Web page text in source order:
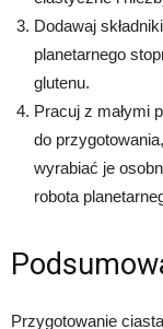
Dodawaj
planetarnego
glutenu.
Pracuj z małymi
do
wyrabiać je
robota
Przygotowanie